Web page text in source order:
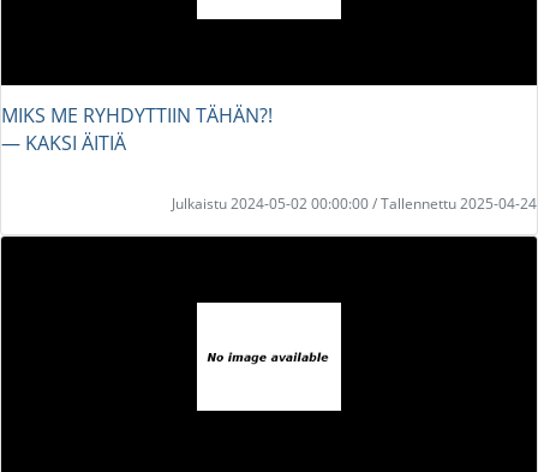
MIKS ME RYHDYTTIIN TÄHÄN?!
― KAKSI ÄITIÄ
Julkaistu 2024-05-02 00:00:00 / Tallennettu 2025-04-24